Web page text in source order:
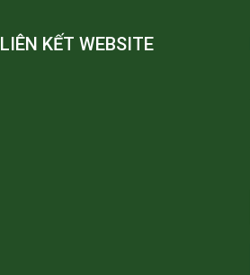
LIÊN KẾT WEBSITE